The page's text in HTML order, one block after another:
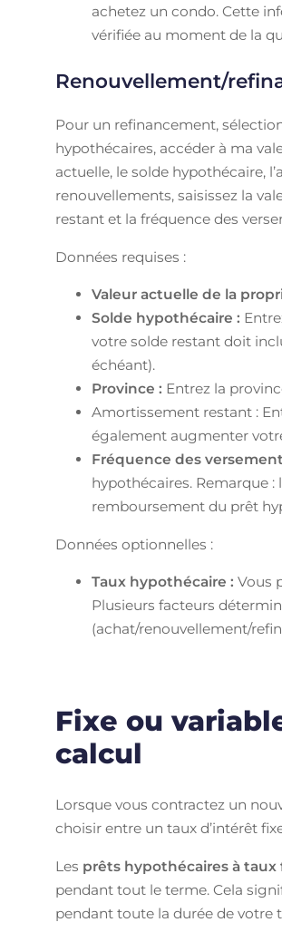
achetez un condo. Cette
vérifiée au moment de la
Renouvellement/
Pour un refinancement,
hypothécaires, accéder à ma
actuelle, le solde hypothécaire,
renouvellements, saisissez la
restant et la fréquence des
Données requises :
Valeur actuelle de la
Solde hypothécaire :
votre solde restant doit
échéant).
Province : Entrez la
Amortissement restant :
également augmenter
Fréquence des
hypothécaires. Remarque
remboursement du prêt
Données optionnelles :
Taux hypothécaire :Vous
Plusieurs facteurs
(achat/renouvellement/
Fixe ou
calcul
Lorsque vous contractez un
choisir entre un taux d’intérêt
Les prêts hypothécaires à
pendant tout le terme. Cela
pendant toute la durée de votre